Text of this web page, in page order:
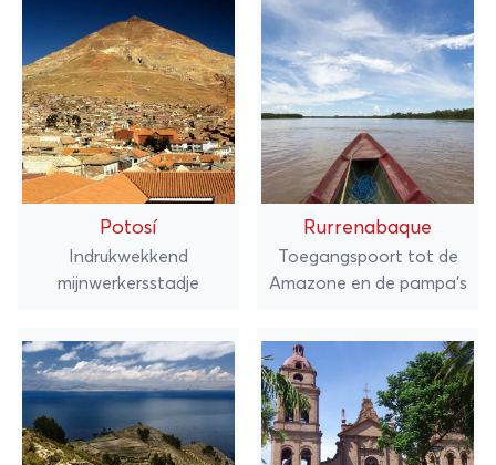
Potosí
Indrukwekkend
mijnwerkersstadje
Rurrenabaque
Toegangspoort tot de
Amazone en de pampa’s